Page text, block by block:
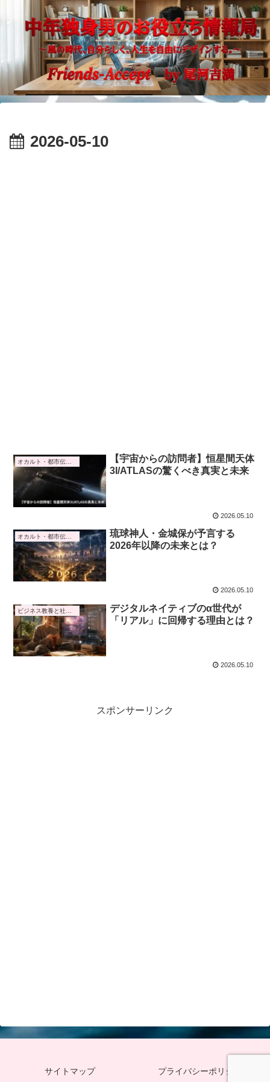
2026-05-10
オカルト・都市伝説・予言
【宇宙からの訪問者】恒星間天体
3I/ATLASの驚くべき真実と未来
2026.05.10
オカルト・都市伝説・予言
琉球神人・金城保が予言する
2026年以降の未来とは？
2026.05.10
ビジネス教養と社会トレンド
デジタルネイティブのα世代が
「リアル」に回帰する理由とは？
2026.05.10
スポンサーリンク
サイトマップ プライバシーポリシー